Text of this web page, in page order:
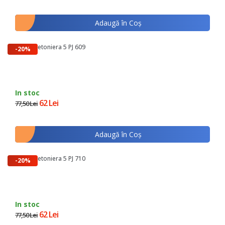
Adaugă în Coş
-20%
Curea Betoniera 5 PJ 609
In stoc
77,50 Lei 62 Lei
Adaugă în Coş
-20%
Curea Betoniera 5 PJ 710
In stoc
77,50 Lei 62 Lei